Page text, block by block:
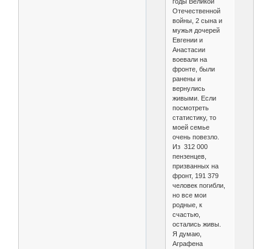
Отечественной
войны, 2 сына и
мужья дочерей
Евгении и
Анастасии
воевали на
фронте, были
ранены и
вернулись
живыми. Если
посмотреть
статистику, то
моей семье
очень повезло.
Из 312 000
пензенцев,
призванных на
фронт, 191 379
человек погибли,
но все мои
родные, к
счастью,
остались живы.
Я думаю,
Аграфена